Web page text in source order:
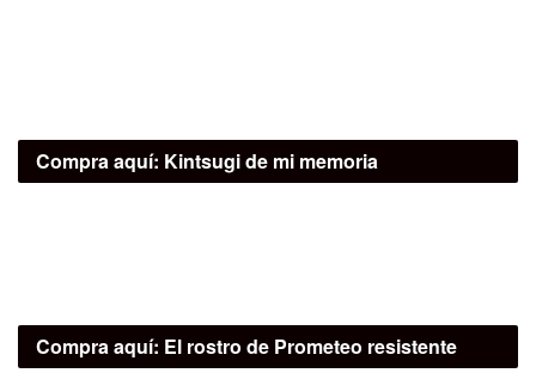
Compra aquí: Kintsugi de mi memoria
Compra aquí: El rostro de Prometeo resistente